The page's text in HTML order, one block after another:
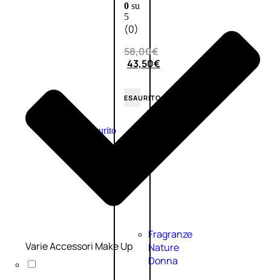
0su
5
(0)
58,00€
43,50€
ESAURITO
Esaurito
Fragranze
Nature
Donna
Varie Accessori Make Up